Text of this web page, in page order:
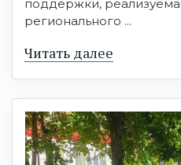
поддержки,
регионального ...
Читать далее